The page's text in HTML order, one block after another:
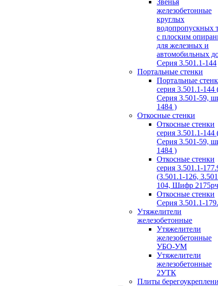
Звенья
железобетонные
круглых
водопропускных
с плоским
для железных и
автомобильных
Серия 3.501.1-144
Портальные стенки
Портальные
серия 3.501.1-144
Серия 3.501-59,
1484 )
Откосные стенки
Откосные стенки
серия 3.501.1-144
Серия 3.501-59,
1484 )
Откосные стенки
серия 3.501.1-
(3.501.1-126,
104, Шифр
Откосные стенки
Серия 3.501.1-
Утяжелители
железобетонные
Утяжелители
железобетонные
УБО-УМ
Утяжелители
железобетонные
2УТК
Плиты